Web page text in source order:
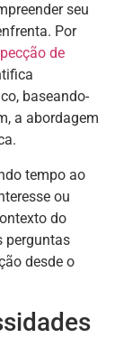
seu
Por
de
baseando-
a abordagem
tempo ao
ou
do
perguntas
desde o